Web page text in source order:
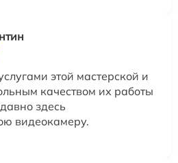
этой мастерской и
качеством их работы
здесь
видеокамеру.